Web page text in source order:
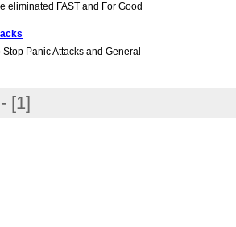
eliminated FAST and For Good
Panic Attacks and General
[1]